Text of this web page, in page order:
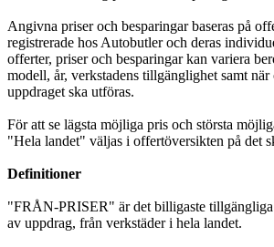
Angivna priser och besparingar baseras på
registrerade hos Autobutler och deras
offerter, priser och besparingar kan variera
modell, år, verkstadens tillgänglighet samt
uppdraget ska utföras.
För att se lägsta möjliga pris och största
"Hela landet" väljas i offertöversikten på det
Definitioner
"FRÅN-PRISER" är det billigaste tillgängliga
av uppdrag, från verkstäder i hela landet.